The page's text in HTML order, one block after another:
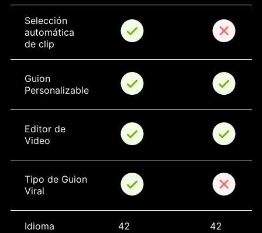
Selección
automática
de clip
Guion
Personalizable
Editor de
Video
Tipo de Guion
Viral
Idioma 42 42